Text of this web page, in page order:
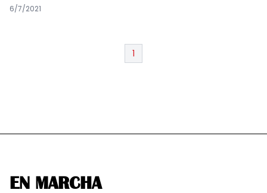
6/7/2021
1
EN MARCHA